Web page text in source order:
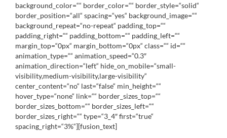
background_color=““ border_color=““ border_style=“solid“
border_position=“all“ spacing=“yes“ background_image=““
background_repeat=“no-repeat“ padding_top=““
padding_right=““ padding_bottom=““ padding_left=““
margin_top=“0px“ margin_bottom=“0px“ class=““ id=““
animation_type=““ animation_speed=“0.3″
animation_direction=“left“ hide_on_mobile=“small-
visibility,medium-visibility,large-visibility“
center_content=“no“ last=“false“ min_height=““
hover_type=“none“ link=““ border_sizes_top=““
border_sizes_bottom=““ border_sizes_left=““
border_sizes_right=““ type=“3_4″ first=“true“
spacing_right=“3%“][fusion_text]